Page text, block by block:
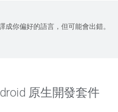
成你偏好的語言，但可能會出錯。
原生開發套件